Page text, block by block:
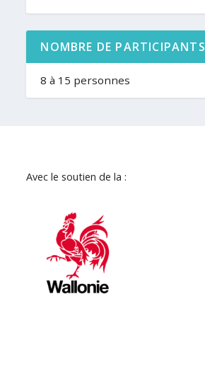
NOMBRE DE PARTICIPANTS
8 à 15 personnes
Avec le soutien de la :